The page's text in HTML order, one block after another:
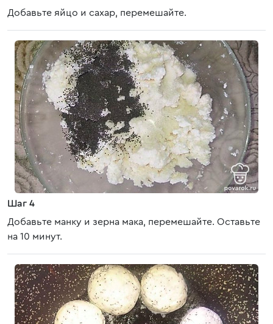
Добавьте яйцо и сахар, перемешайте.
Шаг 4
Добавьте манку и зерна мака, перемешайте. Оставьте
на 10 минут.